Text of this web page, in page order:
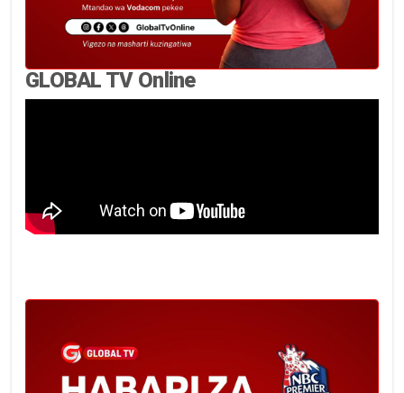
GLOBAL TV Online